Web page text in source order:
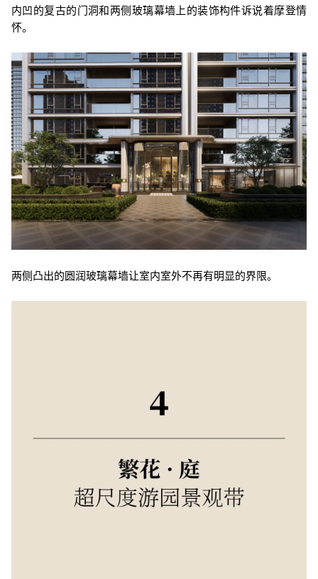
内凹的复古的门洞和两侧玻璃幕墙上的装饰构件诉说着摩登情
怀。
两侧凸出的圆润玻璃幕墙让室内室外不再有明显的界限。